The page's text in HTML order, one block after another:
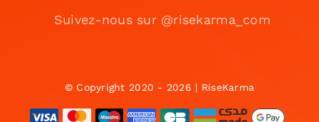
Suivez-nous sur @risekarma_com
© Copyright 2020 - 2026 | RiseKarma